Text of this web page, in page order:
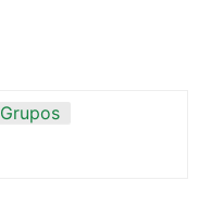
Grupos